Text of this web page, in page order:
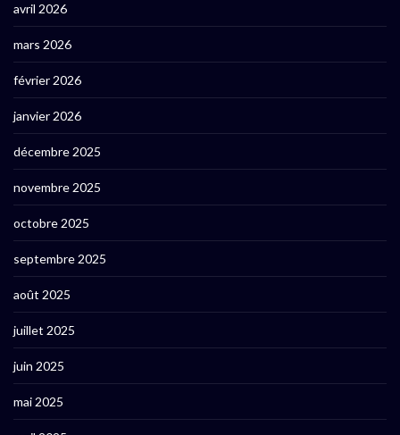
avril 2026
mars 2026
février 2026
janvier 2026
décembre 2025
novembre 2025
octobre 2025
septembre 2025
août 2025
juillet 2025
juin 2025
mai 2025